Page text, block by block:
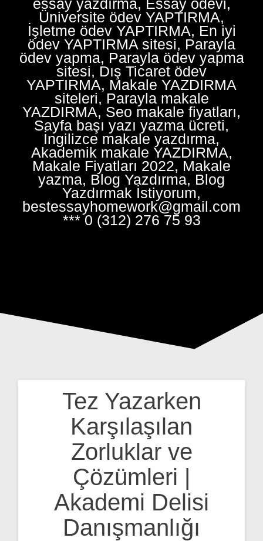
essay yazdırma, Essay ödevi,
Üniversite ödev YAPTIRMA,
İşletme ödev YAPTIRMA, En iyi
ödev YAPTIRMA sitesi, Parayla
ödev yapma, Parayla ödev yapma
sitesi, Dış Ticaret ödev
YAPTIRMA, Makale YAZDIRMA
siteleri, Parayla makale
YAZDIRMA, Seo makale fiyatları,
Sayfa başı yazı yazma ücreti,
İngilizce makale yazdırma,
Akademik makale YAZDIRMA,
Makale Fiyatları 2022, Makale
yazma, Blog Yazdırma, Blog
Yazdırmak İstiyorum,
bestessayhomework@gmail.com
*** 0 (312) 276 75 93
Tez Yazarken
Karşılaşılan
Zorluklar ve
Çözümleri |
Akademi Delisi
Danışmanlığı
gezinmesi